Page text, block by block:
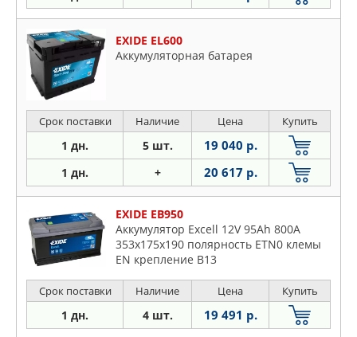
EXIDE EL600
Аккумуляторная батарея
Срок поставки Наличие Цена Купить
1 дн. 5 шт. 19 040 р.
1 дн. + 20 617 р.
EXIDE EB950
Аккумулятор Excell 12V 95Ah 800A
353х175х190 полярность ETN0 клемы
EN крепление B13
Срок поставки Наличие Цена Купить
1 дн. 4 шт. 19 491 р.